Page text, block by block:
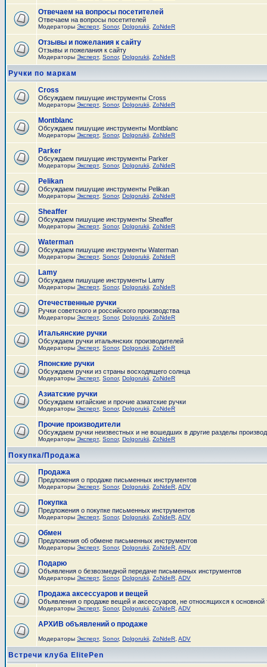
Отвечаем на вопросы посетителей
Отвечаем на вопросы посетителей
Модераторы Эксперт, Sonor, Dolgorukii ZoNdeR
Отзывы и пожелания к сайту
Отзывы и пожелания к сайту
Модераторы Эксперт, Sonor, Dolgorukii ZoNdeR
Ручки по маркам
Cross
Обсуждаем пишущие инструменты Cross
Модераторы Эксперт, Sonor, Dolgorukii ZoNdeR
Montblanc
Обсуждаем пишущие инструменты Montblanc
Модераторы Эксперт, Sonor, Dolgorukii ZoNdeR
Parker
Обсуждаем пишущие инструменты Parker
Модераторы Эксперт, Sonor, Dolgorukii ZoNdeR
Pelikan
Обсуждаем пишущие инструменты Pelikan
Модераторы Эксперт, Sonor, Dolgorukii ZoNdeR
Sheaffer
Обсуждаем пишущие инструменты Sheaffer
Модераторы Эксперт, Sonor, Dolgorukii ZoNdeR
Waterman
Обсуждаем пишущие инструменты Waterman
Модераторы Эксперт, Sonor, Dolgorukii ZoNdeR
Lamy
Обсуждаем пишущие инструменты Lamy
Модераторы Эксперт, Sonor, Dolgorukii ZoNdeR
Отечественные ручки
Ручки советского и российского производства
Модераторы Эксперт, Sonor, Dolgorukii ZoNdeR
Итальянские ручки
Обсуждаем ручки итальянских производителей
Модераторы Эксперт, Sonor, Dolgorukii ZoNdeR
Японские ручки
Обсуждаем ручки из страны восходящего солнца
Модераторы Эксперт, Sonor, Dolgorukii ZoNdeR
Азиатские ручки
Обсуждаем китайские и прочие азиатские ручки
Модераторы Эксперт, Sonor, Dolgorukii ZoNdeR
Прочие производители
Обсуждаем ручки неизвестных и не вошедших в другие разделы
Модераторы Эксперт, Sonor, Dolgorukii ZoNdeR
Покупка/Продажа
Продажа
Предложения о продаже письменных инструментов
Модераторы Эксперт, Sonor, Dolgorukii ZoNdeR ADV
Покупка
Предложения о покупке письменных инструментов
Модераторы Эксперт, Sonor, Dolgorukii ZoNdeR ADV
Обмен
Предложения об обмене письменных инструментов
Модераторы Эксперт, Sonor, Dolgorukii ZoNdeR ADV
Подарю
Объявления о безвозмедной передаче письменных инструментов
Модераторы Эксперт, Sonor, Dolgorukii ZoNdeR ADV
Продажа аксессуаров и вещей
Объявления о продаже вещей и аксессуаров, не относящихся к
Модераторы Эксперт, Sonor, Dolgorukii ZoNdeR ADV
АРХИВ объявлений о продаже
Модераторы Эксперт, Sonor, Dolgorukii ZoNdeR ADV
Встречи клуба ElitePen